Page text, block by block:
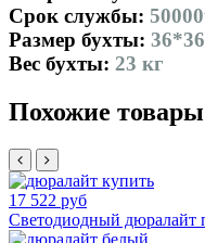
Срок службы:
Размер бухты:
Вес бухты: 23 кг
Похожие товары
17 522 руб
Светодиодный дюралайт